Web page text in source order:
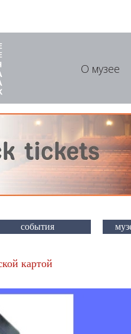
О музее
события
картой